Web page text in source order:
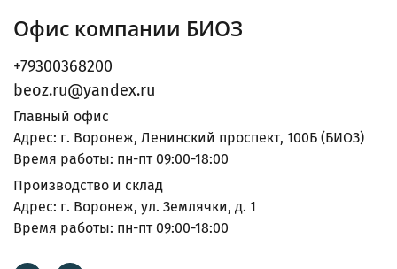
Офис компании БИОЗ
+79300368200
beoz.ru@yandex.ru
Главный офис
Адрес: г. Воронеж, Ленинский проспект, 100Б (БИОЗ)
Время работы: пн-пт 09:00-18:00
Производство и склад
Адрес: г. Воронеж, ул. Землячки, д. 1
Время работы: пн-пт 09:00-18:00